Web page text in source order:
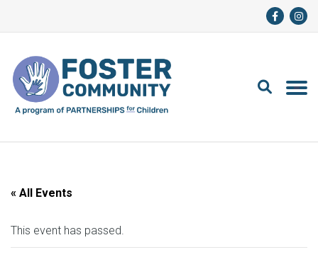
« All Events
This event has passed.